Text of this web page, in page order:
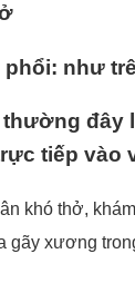
phổi: như
đây
tiếp vào
khó thở,
gãy xương